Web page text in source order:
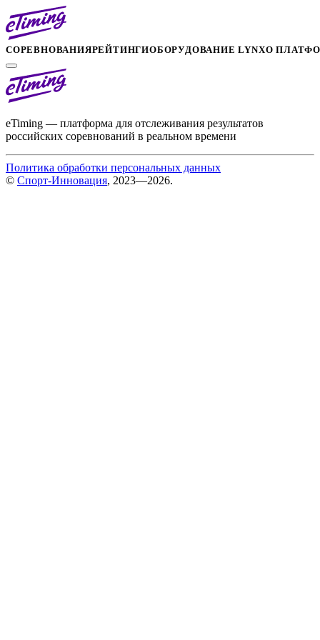
СОРЕВНОВАНИЯРЕЙТИНГИОБОРУДОВАНИЕ LYNXО
eTiming — платформа для отслеживания результатов
российских соревнований в реальном времени
Политика обработки персональных данных
© Спорт-Инновация, 2023—2026.